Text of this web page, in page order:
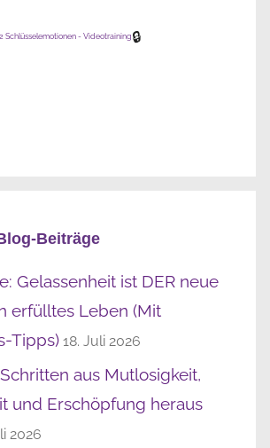
🔒
Beiträge
Gelassenheit ist DER neue
erfülltes Leben (Mit
Tipps) 18. Juli 2026
aus Mutlosigkeit,
und Erschöpfung heraus
2026